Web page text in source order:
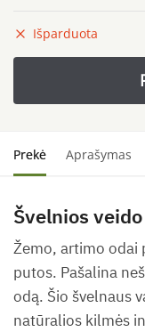
Išparduota
Prekė Aprašymas
Švelnios
Žemo, artimo odai
putos. Pašalina
odą. Šio švelnaus
natūralios kilmės